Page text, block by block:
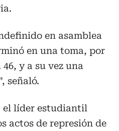
en asamblea
en una toma, por
y a su vez una
señaló.
el líder estudiantil
actos de represión de